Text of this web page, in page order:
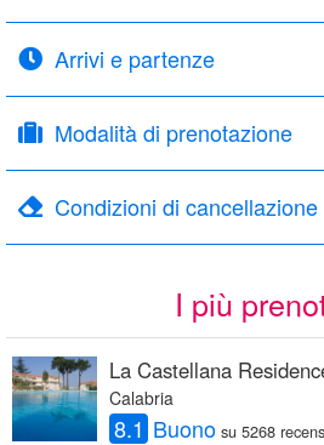
Arrivi e partenze
Modalità di prenotazione
Condizioni di cancellazione
I più
La Castellana
Calabria
8.1 Buono su 5268